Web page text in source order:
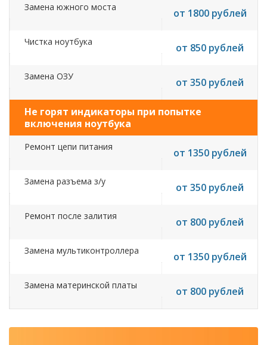
Замена южного моста от 1800 рублей
Чистка ноутбука от 850 рублей
Замена ОЗУ от 350 рублей
Не горят индикаторы при попытке
включения ноутбука
Ремонт цепи питания от 1350 рублей
Замена разъема з/у от 350 рублей
Ремонт после залития от 800 рублей
Замена мультиконтроллера от 1350 рублей
Замена материнской платы от 800 рублей